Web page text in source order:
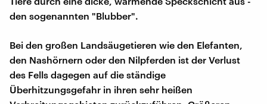
den sogenannten "Blubber".
Bei den großen Landsäugetieren wie den Elefanten,
den Nashörnern oder den Nilpferden ist der Verlust
des Fells dagegen auf die ständige
Überhitzungsgefahr in ihren sehr heißen